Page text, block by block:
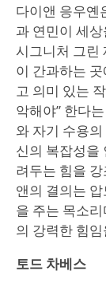
다이앤 응우옌
과 연민이 세
시그니처 그린
이 간과하는
고 의미 있는
악해야” 한다
와 자기 수용
신의 복잡성을
려두는 힘을
앤의 결의는
을 주는 목소
의 강력한 힘
토드 차베스